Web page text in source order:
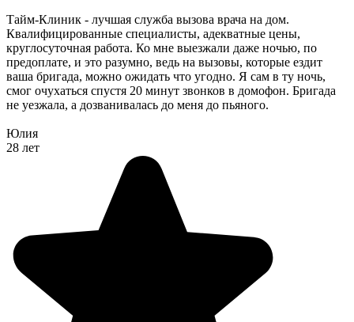
Тайм-Клиник - лучшая служба вызова врача на дом.
Квалифицированные специалисты, адекватные цены,
круглосуточная работа. Ко мне выезжали даже ночью, по
предоплате, и это разумно, ведь на вызовы, которые ездит
ваша бригада, можно ожидать что угодно. Я сам в ту ночь,
смог очухаться спустя 20 минут звонков в домофон. Бригада
не уезжала, а дозванивалась до меня до пьяного.
Юлия
28 лет